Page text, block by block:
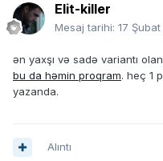
Elit-killer
Mesaj tarihi: 17 Şubat
ən yaxşı və sadə variantı
bu da həmin proqram. heç 1
yazanda.
Alıntı